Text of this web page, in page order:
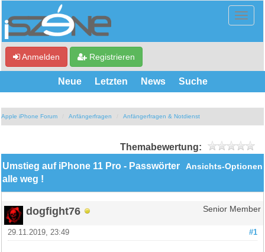
Anmelden Registrieren
Neue Letzten News Suche
Apple iPhone Forum Anfängerfragen Anfängerfragen & Notdienst
Themabewertung:
Ansichts-Optionen
Umstieg auf iPhone 11 Pro - Passwörter
alle weg !
dogfight76 Senior Member
#1
29.11.2019, 23:49